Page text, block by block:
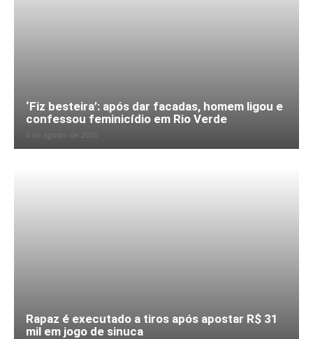
‘Fiz besteira’: após dar facadas, homem ligou e
confessou feminicídio em Rio Verde
6 de agosto de 2026
Rapaz é executado a tiros após apostar R$ 31
mil em jogo de sinuca